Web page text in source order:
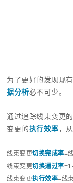
为了更好的发现现
据分析必不可少。
通过追踪线束变更的
变更的执行效率，
线束变更切换完成率=
线束变更切换通过率
线束变更执行效率=线